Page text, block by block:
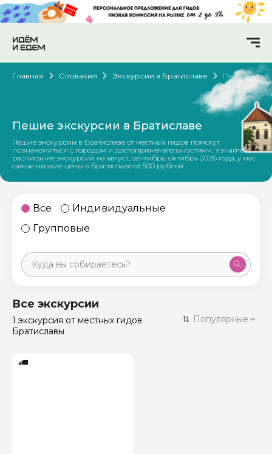
Главная Словакия Экскурсии в Братиславе Пешие
Пешие экскурсии в Братиславе
Пешие экскурсии в Братиславе от местных гидов помогут
познакомиться с городом и достопримечательностями. Узнайте
расписание экскурсий на август, сентябрь, октябрь 2026 года, у нас
самые низкие цены в Братиславе от 500 рублей.
Все
Индивидуальные
Групповые
Санкт-Петербург
Россия
50 экскурсий
Все экскурсии
1 экскурсия от местных гидов
Братиславы
Популярные